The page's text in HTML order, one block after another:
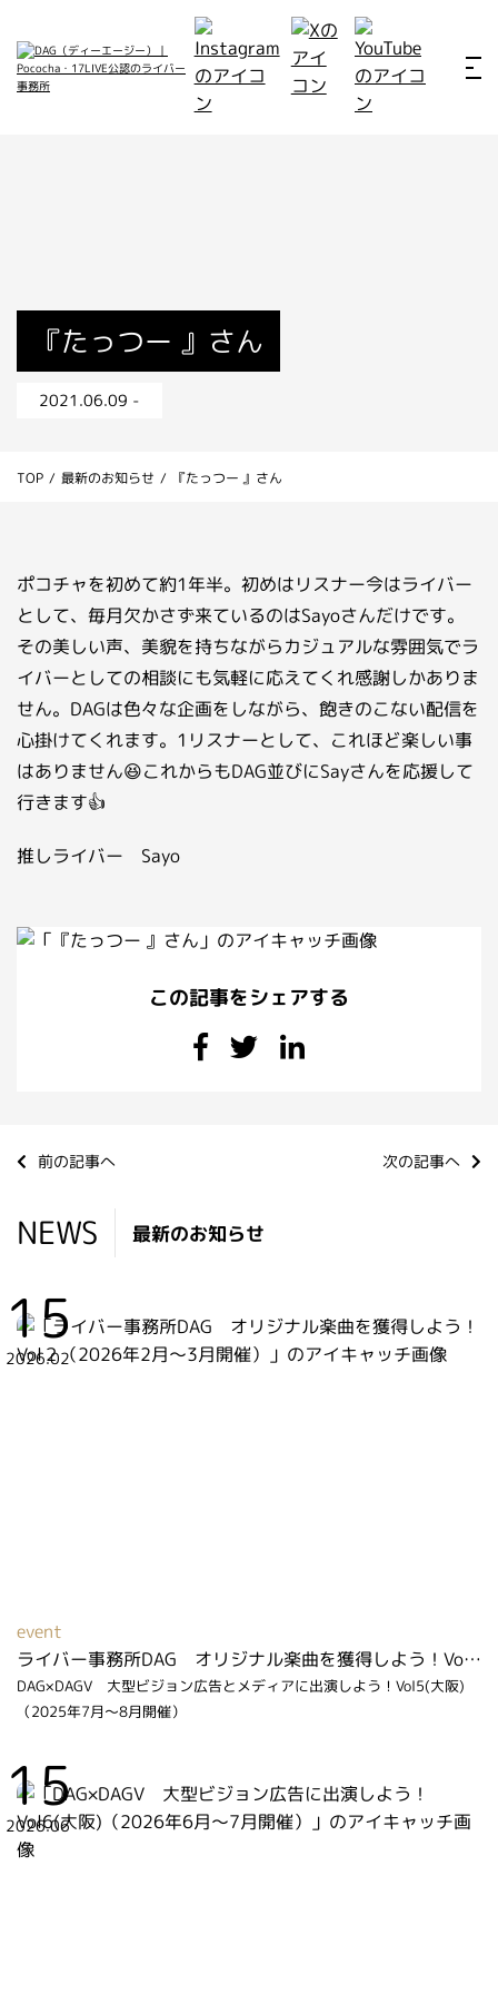
所属ライバー
インタビュー
最新のお知らせ
お仕事のご相談・お問い合わせ
『たっつー 』さん
2021.06.09 -
TOP / 最新のお知らせ / 『たっつー 』さん
ポコチャを初めて約1年半。初めはリスナー今はライバー
として、毎月欠かさず来ているのはSayoさんだけです。
その美しい声、美貌を持ちながらカジュアルな雰囲気でラ
イバーとしての相談にも気軽に応えてくれ感謝しかありま
せん。DAGは色々な企画をしながら、飽きのこない配信を
心掛けてくれます。1リスナーとして、これほど楽しい事
はありません😆これからもDAG並びにSayさんを応援して
行きます👍
推しライバー Sayo
この記事をシェアする
前の記事へ 次の記事へ
NEWS 最新のお知らせ
15
2026.02
event
ライバー事務所DAG オリジナル楽曲を獲得しよう！Vol２（2026年2月～3月開催）
DAG×DAGV 大型ビジョン広告とメディアに出演しよう！Vol5(大阪)
（2025年7月～8月開催）
15
2026.06